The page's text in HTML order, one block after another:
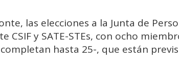
las elecciones a la Junta de
CSIF y SATE-STEs, con ocho
completan hasta 25-, que están